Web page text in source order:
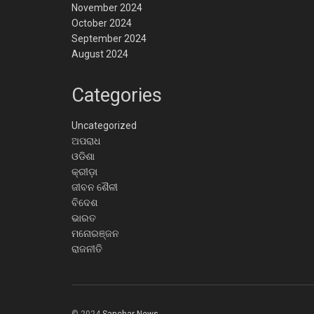
November 2024
October 2024
September 2024
August 2024
Categories
Uncategorized
ଅପରାଧ
ଓଡିଶା
କ୍ରୀଡ଼ା
ଜୀବନ ଶୈଳୀ
ବିଦେଶ
ଭାରତ
ମନୋରଞ୍ଜନ
ରାଜନୀତି